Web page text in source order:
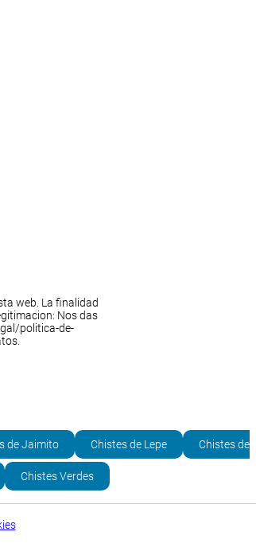
web. La finalidad
Nos das
politica-de-
de Jaimito Chistes de Lepe Chistes de
Chistes Verdes